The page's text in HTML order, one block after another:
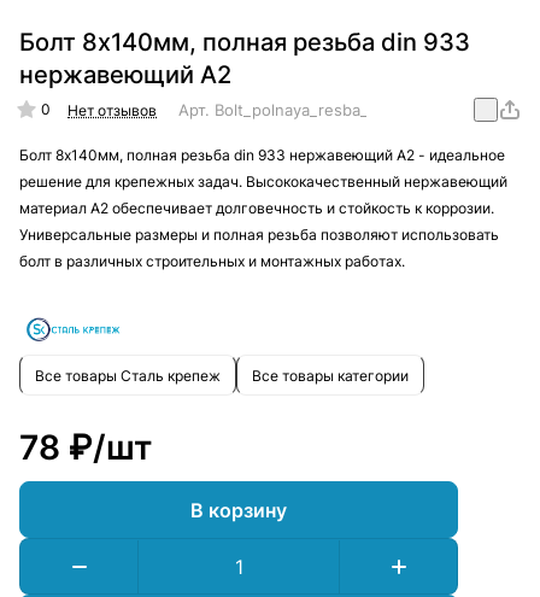
Болт 8х140мм, полная резьба din 933
нержавеющий А2
0 Нет отзывов Арт.
Болт 8х140мм, полная резьба din 933 нержавеющий А2 - идеальное
решение для крепежных задач. Высококачественный нержавеющий
материал А2 обеспечивает долговечность и стойкость к коррозии.
Универсальные размеры и полная резьба позволяют использовать
болт в различных строительных и монтажных работах.
Все товары Сталь крепеж Все товары категории
78 ₽/шт
В корзину